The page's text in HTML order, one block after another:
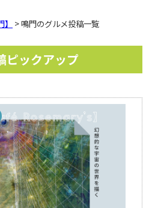
> 鳴門のグルメ投稿一覧
ピックアップ